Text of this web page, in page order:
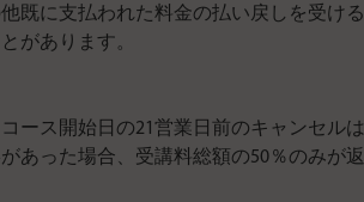
既に支払われた料金の払い戻しを受け
があります。
ース開始日の21営業日前のキャンセルは
あった場合、受講料総額の50％のみが返